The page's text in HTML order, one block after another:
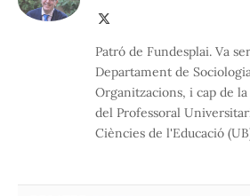
Patró de Fundesplai. Va
Departament de
Organitzacions, i cap de
del Professoral
Ciències de l'Educació